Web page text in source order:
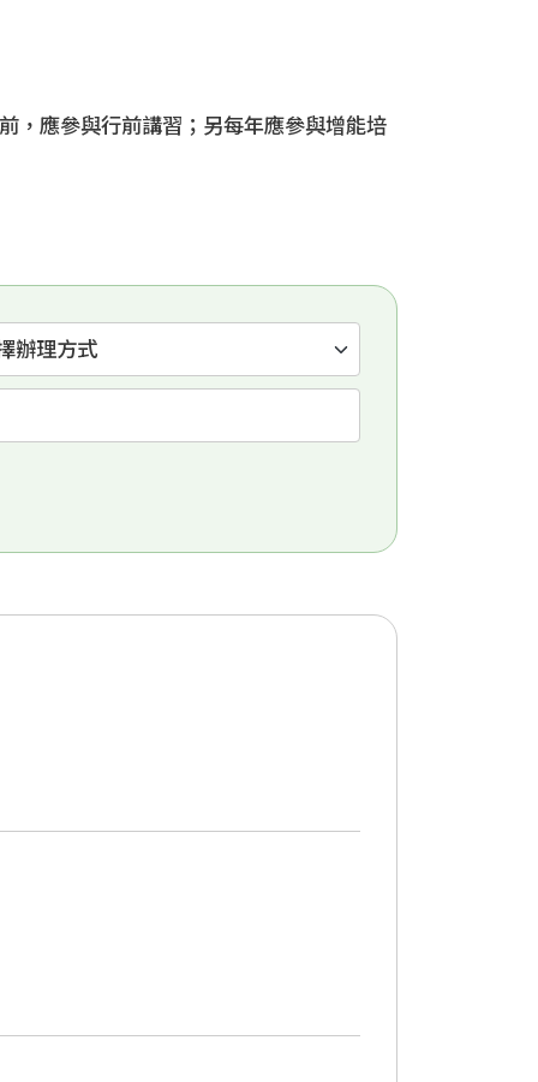
，應參與行前講習；另每年應參與增能培
理方式